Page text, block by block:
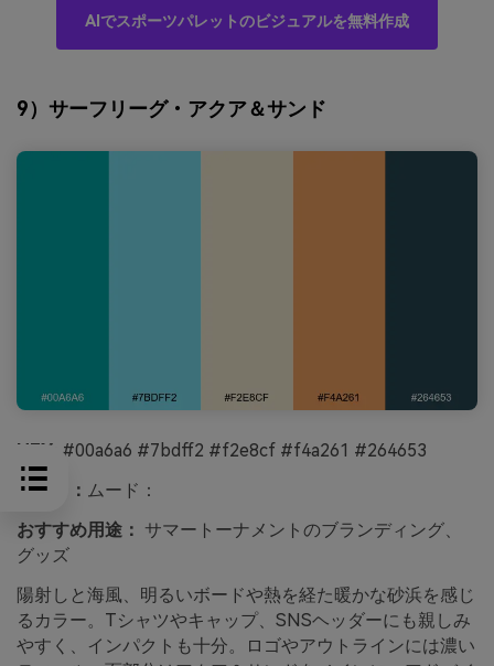
AIでスポーツパレットのビジュアルを無料作成
9）サーフリーグ・アクア＆サンド
HEX: #00a6a6 #7bdff2 #f2e8cf #f4a261 #264653
ムード： ムード：
おすすめ用途： サマートーナメントのブランディング、
グッズ
陽射しと海風、明るいボードや熱を経た暖かな砂浜を感じ
るカラー。Tシャツやキャップ、SNSヘッダーにも親しみ
やすく、インパクトも十分。ロゴやアウトラインには濃い